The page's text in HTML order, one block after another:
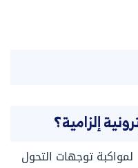
إلزامية؟
لمواكبة توجهات التحول